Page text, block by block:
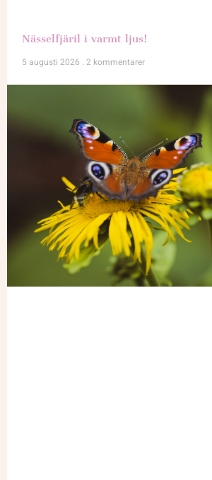
Nässelfjäril i varmt ljus!
5 augusti 2026 2 kommentarer